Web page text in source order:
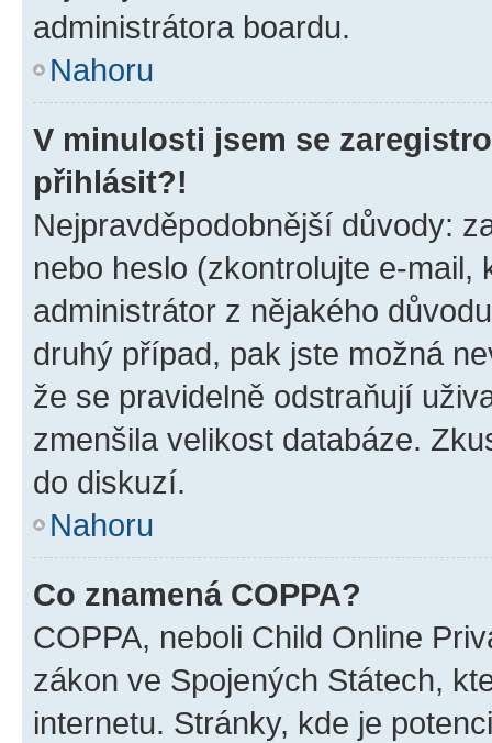
administrátora boardu.
Nahoru
V minulosti jsem se
přihlásit?!
Nejpravděpodobnější důvody:
nebo heslo (zkontrolujte e-
administrátor z nějakého
druhý případ, pak jste možná
že se pravidelně odstraňují
zmenšila velikost databáze.
do diskuzí.
Nahoru
Co znamená COPPA?
COPPA, neboli Child Online
zákon ve Spojených Státech,
internetu. Stránky, kde je